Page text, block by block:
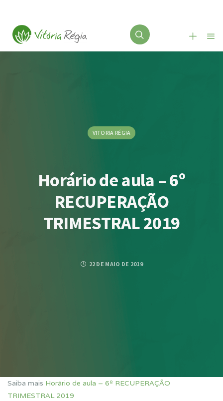
VITORIA RÉGIA
Horário de aula – 6º
RECUPERAÇÃO
TRIMESTRAL 2019
22 DE MAIO DE 2019
Saiba mais Horário de aula – 6º RECUPERAÇÃO
TRIMESTRAL 2019